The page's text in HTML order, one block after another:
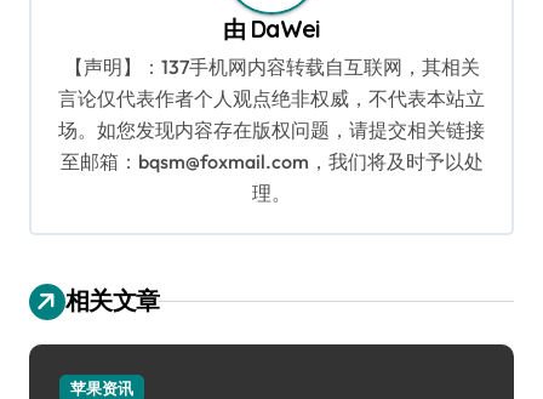
由 DaWei
【声明】：137手机网内容转载自互联网，其相关
言论仅代表作者个人观点绝非权威，不代表本站立
场。如您发现内容存在版权问题，请提交相关链接
至邮箱：bqsm@foxmail.com，我们将及时予以处
理。
相关文章
苹果资讯